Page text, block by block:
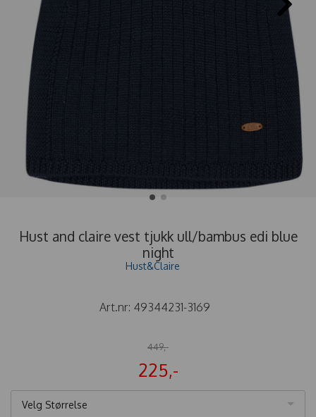
Hust and claire vest tjukk ull/bambus edi blue
night
Hust&Claire
Art.nr: 49344231-3169
449,-
225,-
Velg Størrelse